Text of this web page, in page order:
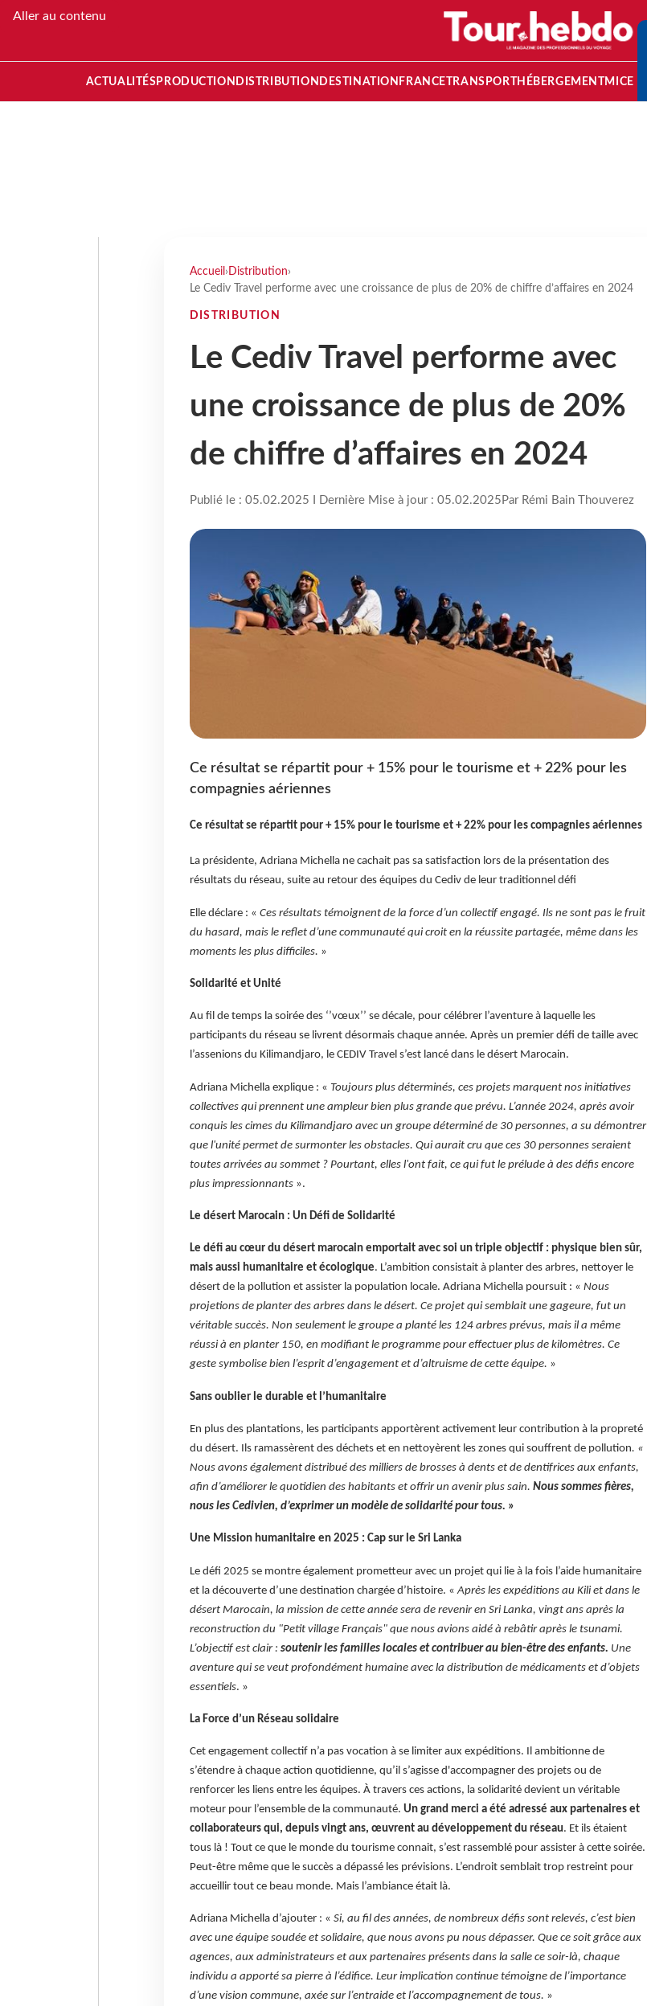
Aller au contenu
ACTUALITÉS PRODUCTION DISTRIBUTION DESTINATION FRANCETRANSPORT HÉBERGEMENTMICE
Accueil › Distribution›
Le Cediv Travel performe avec une croissance de plus de 20% de chiffre d’affaires en 2024
DISTRIBUTION
Le Cediv Travel performe avec
une croissance de plus de 20%
de chiffre d’affaires en 2024
Publié le : 05.02.2025 I Dernière Mise à jour : 05.02.2025 Par Rémi Bain Thouverez
Ce résultat se répartit pour + 15% pour le tourisme et + 22% pour les
compagnies aériennes
Ce résultat se répartit pour + 15% pour le tourisme et + 22% pour les compagnies aériennes
La présidente, Adriana Michella ne cachait pas sa satisfaction lors de la présentation des
résultats du réseau, suite au retour des équipes du Cediv de leur traditionnel défi
Elle déclare : « Ces résultats témoignent de la force d’un collectif engagé. Ils ne sont pas le fruit
du hasard, mais le reflet d’une communauté qui croit en la réussite partagée, même dans les
moments les plus difficiles. »
Solidarité et Unité
Au fil de temps la soirée des ‘’vœux’’ se décale, pour célébrer l’aventure à laquelle les
participants du réseau se livrent désormais chaque année. Après un premier défi de taille avec
l’assenions du Kilimandjaro, le CEDIV Travel s’est lancé dans le désert Marocain.
Adriana Michella explique : « Toujours plus déterminés, ces projets marquent nos initiatives
collectives qui prennent une ampleur bien plus grande que prévu. L’année 2024, après avoir
conquis les cimes du Kilimandjaro avec un groupe déterminé de 30 personnes, a su démontrer
que l'unité permet de surmonter les obstacles. Qui aurait cru que ces 30 personnes seraient
toutes arrivées au sommet ? Pourtant, elles l'ont fait, ce qui fut le prélude à des défis encore
plus impressionnants».
Le désert Marocain : Un Défi de Solidarité
Le défi au cœur du désert marocain emportait avec soi un triple objectif : physique bien sûr,
mais aussi humanitaire et écologique. L’ambition consistait à planter des arbres, nettoyer le
désert de la pollution et assister la population locale. Adriana Michella poursuit : « Nous
projetions de planter des arbres dans le désert. Ce projet qui semblait une gageure, fut un
véritable succès. Non seulement le groupe a planté les 124 arbres prévus, mais il a même
réussi à en planter 150, en modifiant le programme pour effectuer plus de kilomètres. Ce
geste symbolise bien l’esprit d’engagement et d’altruisme de cette équipe. »
Sans oublier le durable et l’humanitaire
En plus des plantations, les participants apportèrent activement leur contribution à la propreté
du désert. Ils ramassèrent des déchets et en nettoyèrent les zones qui souffrent de pollution. «
Nous avons également distribué des milliers de brosses à dents et de dentifrices aux enfants,
afin d’améliorer le quotidien des habitants et offrir un avenir plus sain. Nous sommes fières,
nous les Cedivien, d’exprimer un modèle de solidarité pour tous. »
Une Mission humanitaire en 2025 : Cap sur le Sri Lanka
Le défi 2025 se montre également prometteur avec un projet qui lie à la fois l’aide humanitaire
et la découverte d’une destination chargée d’histoire. «Après les expéditions au Kili et dans le
désert Marocain, la mission de cette année sera de revenir en Sri Lanka, vingt ans après la
reconstruction du "Petit village Français" que nous avions aidé à rebâtir après le tsunami.
L’objectif est clair : soutenir les familles locales et contribuer au bien-être des enfants. Une
aventure qui se veut profondément humaine avec la distribution de médicaments et d’objets
essentiels. »
La Force d’un Réseau solidaire
Cet engagement collectif n’a pas vocation à se limiter aux expéditions. Il ambitionne de
s’étendre à chaque action quotidienne, qu’il s’agisse d'accompagner des projets ou de
renforcer les liens entre les équipes. À travers ces actions, la solidarité devient un véritable
moteur pour l’ensemble de la communauté. Un grand merci a été adressé aux partenaires et
collaborateurs qui, depuis vingt ans, œuvrent au développement du réseau. Et ils étaient
tous là ! Tout ce que le monde du tourisme connait, s’est rassemblé pour assister à cette soirée.
Peut-être même que le succès a dépassé les prévisions. L’endroit semblait trop restreint pour
accueillir tout ce beau monde. Mais l’ambiance était là.
Adriana Michella d’ajouter : « Si, au fil des années, de nombreux défis sont relevés, c’est bien
avec une équipe soudée et solidaire, que nous avons pu nous dépasser. Que ce soit grâce aux
agences, aux administrateurs et aux partenaires présents dans la salle ce soir-là, chaque
individu a apporté sa pierre à l’édifice. Leur implication continue témoigne de l’importance
d’une vision commune, axée sur l’entraide et l’accompagnement de tous. »